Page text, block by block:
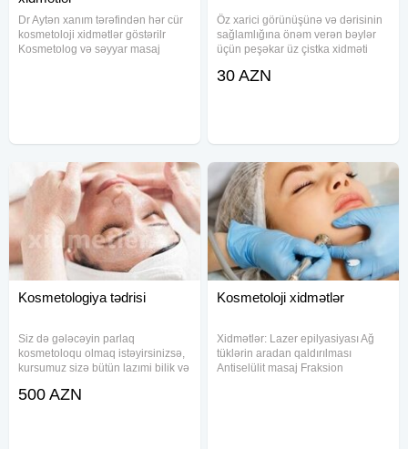
Dr Aytən xanım tərəfindən hər cür
kosmetoloji xidmətlər göstərilr
Kosmetolog və səyyar masaj
Öz xarici görünüşünə və dərisinin
sağlamlığına önəm verən bəylər
üçün peşəkar üz çistka xidməti
müasir avadanlıqlarla təchiz
30 AZN
Kosmetologiya tədrisi
Siz də gələcəyin parlaq
kosmetoloqu olmaq istəyirsinizsə,
kursumuz sizə bütün lazımi bilik və
müddəti 3 aydır və dərslər həftədə
500 AZN
Kosmetoloji xidmətlər
Xidmətlər: Lazer epilyasiyası Ağ
tüklərin aradan qaldırılması
Antiselülit masaj Fraksion